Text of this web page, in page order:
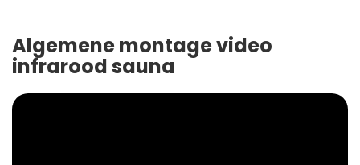
Algemene montage video
infrarood sauna